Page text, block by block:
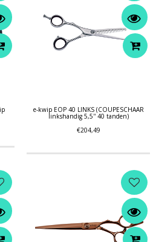
e-kwip EOP 40 LINKS (COUPESCHAAR
linkshandig 5,5'' 40 tanden)
€204,49